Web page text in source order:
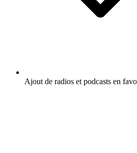
Ajout de radios et podcasts en